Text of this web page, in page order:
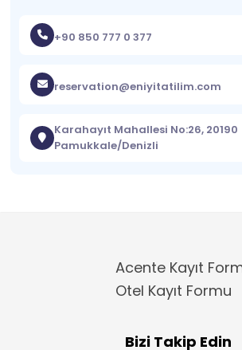
+90 850 777 0 377
reservation@eniyitatilim.com
Karahayıt Mahallesi No:26, 20190
Pamukkale/Denizli
Acente Kayıt
Otel Kayıt Formu
Bizi Takip Edin